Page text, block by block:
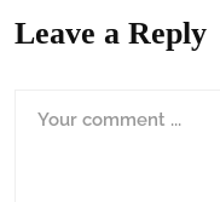
Leave a Reply